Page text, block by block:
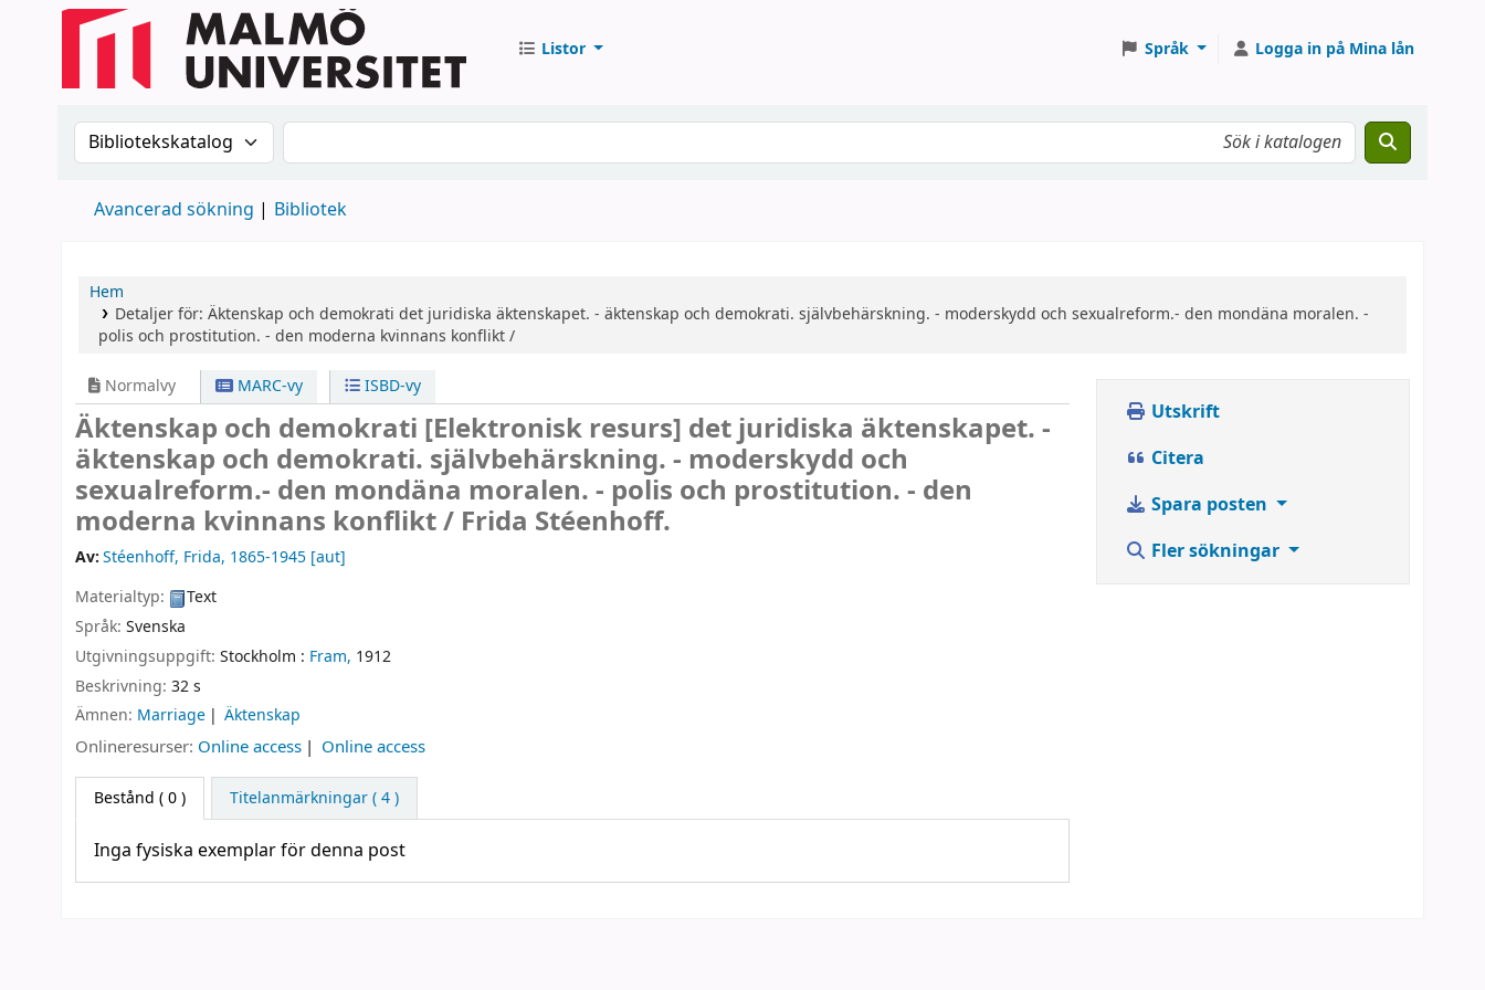
Listor Språk Logga in på Mina lån
Sök i katalogen efter:Sök i katalogen
Avancerad sökning Bibliotek
Hem
Detaljer för: Äktenskap och demokrati det juridiska äktenskapet. - äktenskap och demokrati. självbehärskning. - moderskydd och sexualreform.- den mondäna moralen. -
polis och prostitution. - den moderna kvinnans konflikt /
Normalvy MARC-vy ISBD-vy
Äktenskap och demokrati [Elektronisk resurs] det juridiska äktenskapet. -
äktenskap och demokrati. självbehärskning. - moderskydd och
sexualreform.- den mondäna moralen. - polis och prostitution. - den
moderna kvinnans konflikt / Frida Stéenhoff.
Av:Stéenhoff, Frida, 1865-1945 [aut]
Materialtyp:
Text
Språk: Svenska
Utgivningsuppgift: Stockholm : Fram, 1912
Beskrivning: 32 s
Ämnen: Marriage Äktenskap
Onlineresurser: Online access Online access
Bestånd ( 0 ) Titelanmärkningar ( 4 )
Inga fysiska exemplar för denna post
Utskrift
Citera
Spara posten
Fler sökningar